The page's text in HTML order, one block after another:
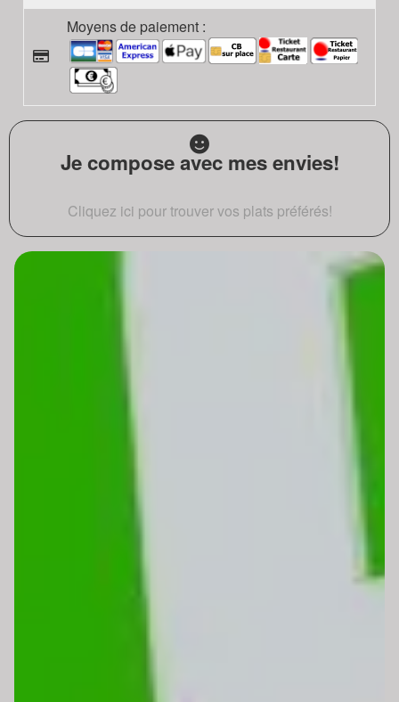
Moyens de paiement :
Je compose avec mes envies!
Cliquez ici pour trouver vos plats préférés!